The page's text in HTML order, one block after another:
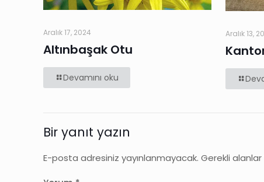
Aralık 17, 2024
Altınbaşak Otu
Devamını oku
Aralık 13,
Bir yanıt yazın
E-posta adresiniz yayınlanmayacak. Gerekli alanlar